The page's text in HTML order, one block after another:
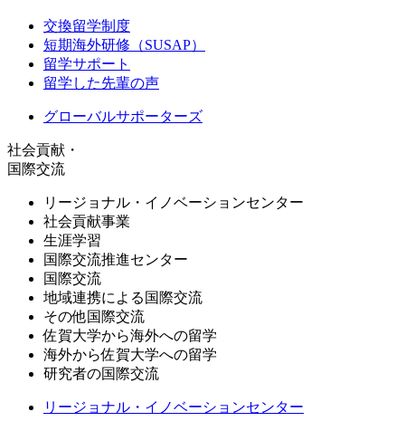
交換留学制度
短期海外研修（SUSAP）
留学サポート
留学した先輩の声
グローバルサポーターズ
社会貢献・
国際交流
リージョナル・イノベーションセンター
社会貢献事業
生涯学習
国際交流推進センター
国際交流
地域連携による国際交流
その他国際交流
佐賀大学から海外への留学
海外から佐賀大学への留学
研究者の国際交流
リージョナル・イノベーションセンター